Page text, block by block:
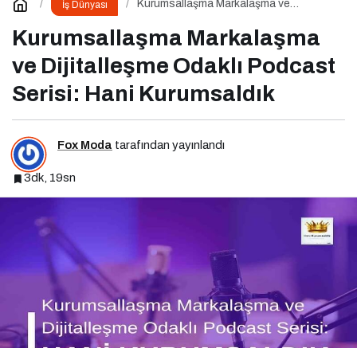
İş Dünyası
Kurumsallaşma Markalaşma ve
Kurumsaldık
Kurumsallaşma Markalaşma
ve Dijitalleşme Odaklı Podcast
Serisi: Hani Kurumsaldık
Fox Moda tarafından yayınlandı
3dk, 19sn